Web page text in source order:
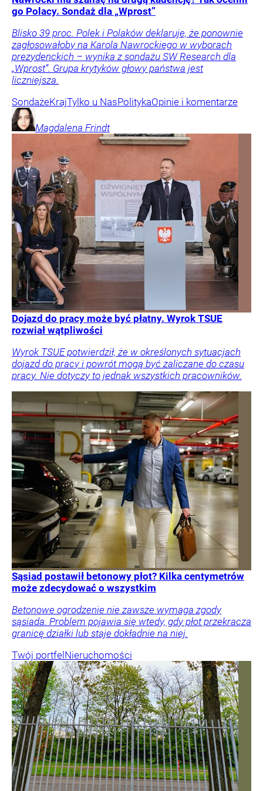
go Polacy. Sondaż dla „Wprost”
Blisko 39 proc. Polek i Polaków deklaruje, że ponownie
zagłosowałoby na Karola Nawrockiego w wyborach
prezydenckich – wynika z sondażu SW Research dla
„Wprost”. Grupa krytyków głowy państwa jest
liczniejsza.
SondażeKrajTylko u NasPolitykaOpinie i komentarze
Magdalena Frindt
Dojazd do pracy może być płatny. Wyrok TSUE
rozwiał wątpliwości
Wyrok TSUE potwierdził, że w określonych sytuacjach
dojazd do pracy i powrót mogą być zaliczane do czasu
pracy. Nie dotyczy to jednak wszystkich pracowników.
Sąsiad postawił betonowy płot? Kilka centymetrów
może zdecydować o wszystkim
Betonowe ogrodzenie nie zawsze wymaga zgody
sąsiada. Problem pojawia się wtedy, gdy płot przekracza
granicę działki lub staje dokładnie na niej.
Twój portfelNieruchomości